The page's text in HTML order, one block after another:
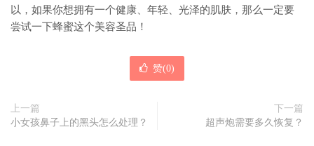
以，如果你想拥有一个健康、年轻、光泽的肌肤，那么一定要
尝试一下蜂蜜这个美容圣品！
赞(0)
上一篇
小女孩鼻子上的黑头怎么处理？
下一篇
超声炮需要多久恢复？